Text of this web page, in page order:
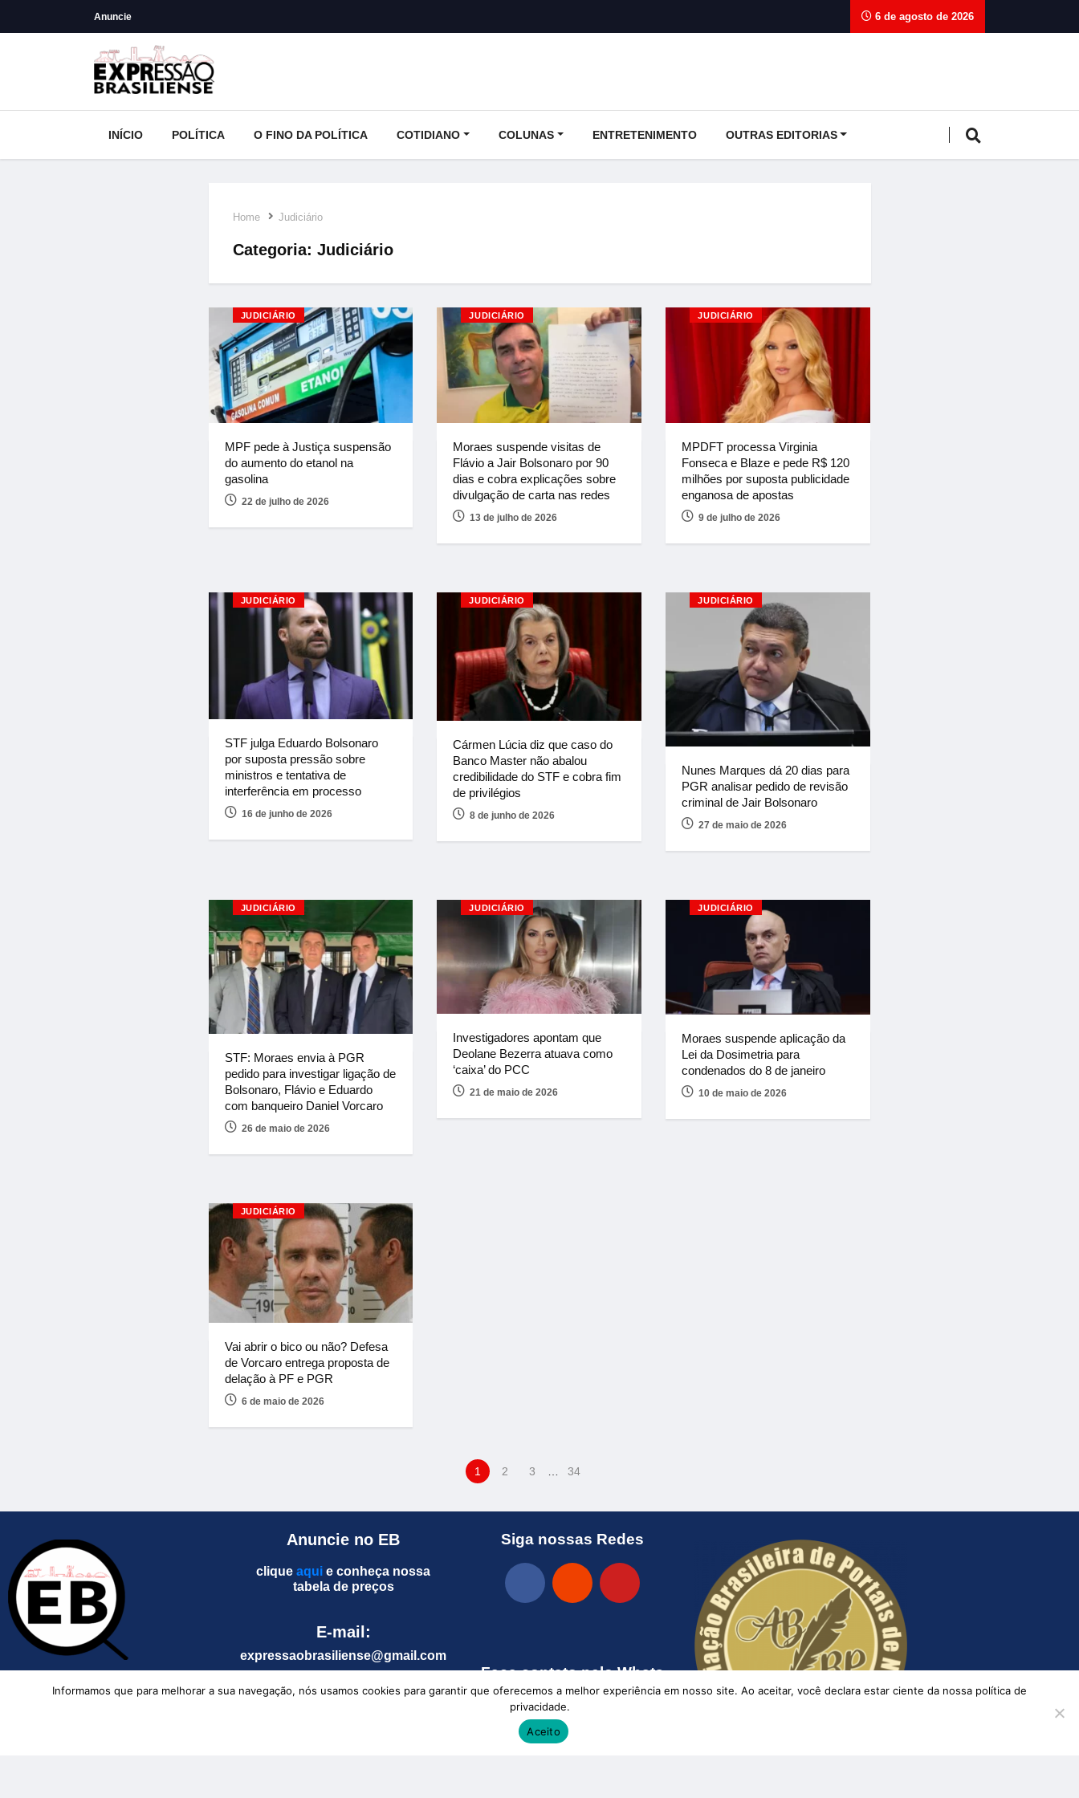
Anuncie 6 de agosto de 2026
INÍCIO POLÍTICA O FINO DA POLÍTICA COTIDIANO COLUNAS ENTRETENIMENTO OUTRAS EDITORIAS
Home Judiciário
Categoria: Judiciário
JUDICIÁRIO
MPF pede à Justiça suspensão
do aumento do etanol na
gasolina
22 de julho de 2026
JUDICIÁRIO
Moraes suspende visitas de
Flávio a Jair Bolsonaro por 90
dias e cobra explicações sobre
divulgação de carta nas redes
13 de julho de 2026
JUDICIÁRIO
MPDFT processa Virginia
Fonseca e Blaze e pede R$ 120
milhões por suposta publicidade
enganosa de apostas
9 de julho de 2026
JUDICIÁRIO
STF julga Eduardo Bolsonaro
por suposta pressão sobre
ministros e tentativa de
interferência em processo
16 de junho de 2026
JUDICIÁRIO
Cármen Lúcia diz que caso do
Banco Master não abalou
credibilidade do STF e cobra fim
de privilégios
8 de junho de 2026
JUDICIÁRIO
Nunes Marques dá 20 dias para
PGR analisar pedido de revisão
criminal de Jair Bolsonaro
27 de maio de 2026
JUDICIÁRIO
STF: Moraes envia à PGR
pedido para investigar ligação de
Bolsonaro, Flávio e Eduardo
com banqueiro Daniel Vorcaro
26 de maio de 2026
JUDICIÁRIO
Investigadores apontam que
Deolane Bezerra atuava como
‘caixa’ do PCC
21 de maio de 2026
JUDICIÁRIO
Moraes suspende aplicação da
Lei da Dosimetria para
condenados do 8 de janeiro
10 de maio de 2026
JUDICIÁRIO
Vai abrir o bico ou não? Defesa
de Vorcaro entrega proposta de
delação à PF e PGR
6 de maio de 2026
1 2 3 34
Expressão Brasiliense
Anuncie no EB
clique aqui e conheça nossa
tabela de preços
E-mail:
expressaobrasiliense@gmail.com
Contatos
Siga nossas Redes
Faça contato pelo Whats
Informamos que para melhorar a sua navegação, nós usamos cookies para garantir que oferecemos a melhor experiência em nosso site. Ao aceitar, você declara estar ciente da nossa política de
privacidade.
Aceito